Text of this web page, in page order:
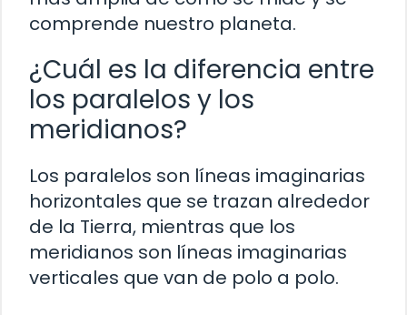
comprende nuestro planeta.
¿Cuál es la diferencia entre
los paralelos y los
meridianos?
Los paralelos son líneas imaginarias
horizontales que se trazan alrededor
de la Tierra, mientras que los
meridianos son líneas imaginarias
verticales que van de polo a polo.